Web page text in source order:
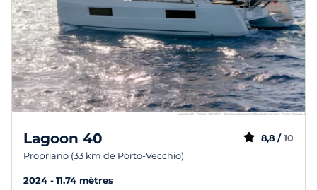
Lagoon 40
Propriano (33 km de Porto-Vecchio)
8,8 / 10
2024
11.74 mètres